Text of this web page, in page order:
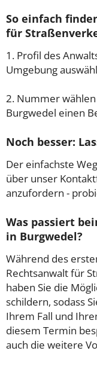
So einfach
für
1. Profil des
Umgebung
2. Nummer
Burgwedel einen
Noch besser:
Der einfachste
über unser
anzufordern -
Was passiert
in Burgwedel?
Während des
Rechtsanwalt für
haben Sie die
schildern, sodass
Ihrem Fall und
diesem Termin
auch die weitere